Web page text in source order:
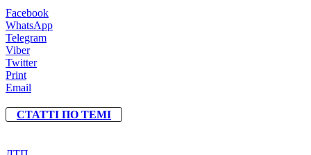
Facebook
WhatsApp
Telegram
Viber
Twitter
Print
Email
СТАТТІ ПО ТЕМІ